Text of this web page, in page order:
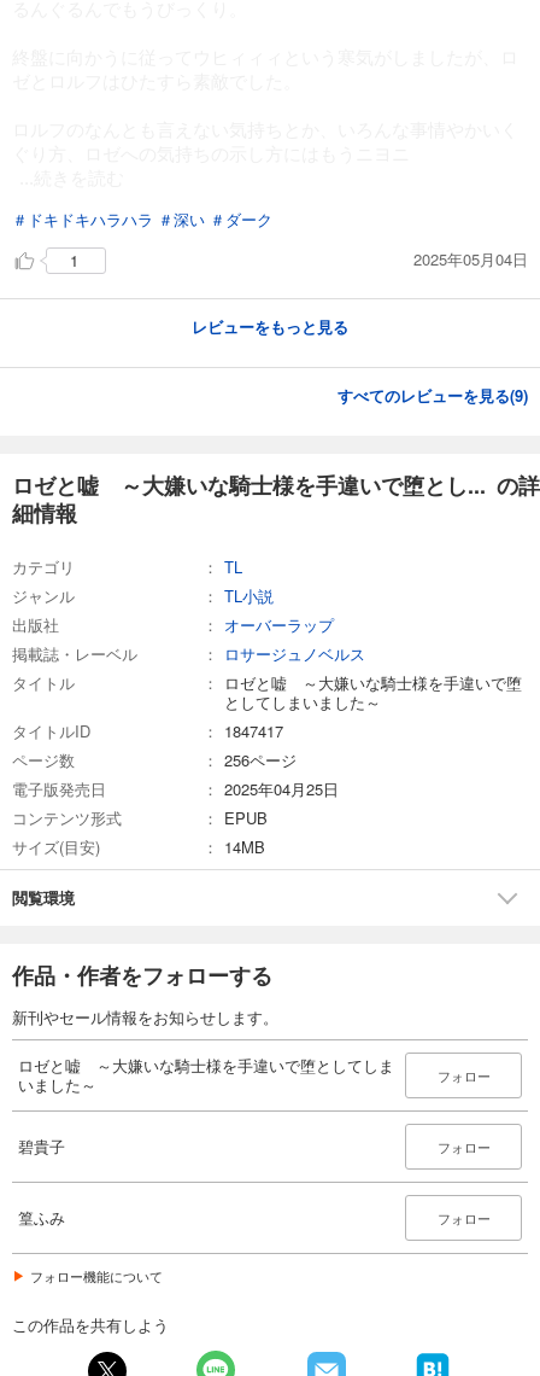
＃ドキドキハラハラ ＃深い ＃ダーク
1
2025年05月04日
レビューをもっと見る
すべてのレビューを見る(9)
ロゼと嘘 ～大嫌いな騎士様を手違いで堕とし... の詳
細情報
カテゴリ
TL
ジャンル
TL小説
出版社
オーバーラップ
掲載誌・レーベル
ロサージュノベルス
タイトル
ロゼと嘘 ～大嫌いな騎士様を手違いで堕
としてしまいました～
タイトルID
1847417
ページ数
256ページ
電子版発売日
2025年04月25日
コンテンツ形式
EPUB
サイズ(目安)
14MB
閲覧環境
作品・作者をフォローする
新刊やセール情報をお知らせします。
ロゼと嘘 ～大嫌いな騎士様を手違いで堕としてしま
いました～
フォロー
碧貴子 フォロー
篁ふみ フォロー
フォロー機能について
この作品を共有しよう